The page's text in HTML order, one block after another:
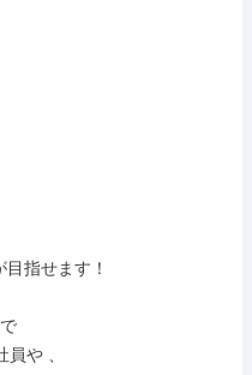
指せます！
や 、